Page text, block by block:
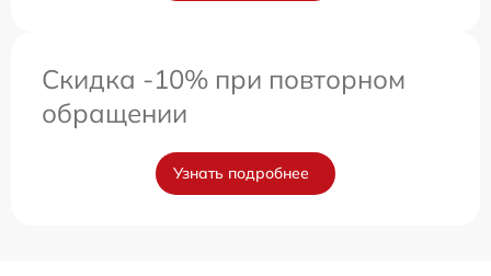
Скидка -10% при повторном
обращении
Узнать подробнее